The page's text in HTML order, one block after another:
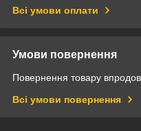
Всі умови оплати
Умови повернення
Повернення товару
Всі умови повернення